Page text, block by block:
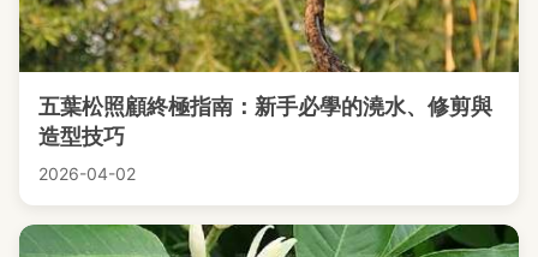
五葉松照顧終極指南：新手必學的澆水、修剪與
造型技巧
2026-04-02